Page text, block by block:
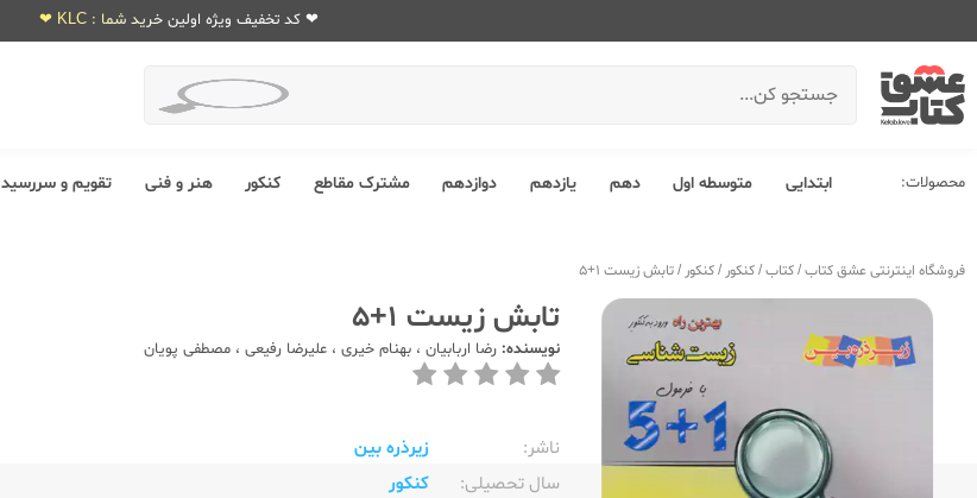
❤ کد تخفیف ویژه اولین خرید شما : KLC ❤
محصولات: ابتدایی متوسطه اول دهم یازدهم دوازدهم مشترک مقاطع کنکور هنر و فنی تقویم و سررسید
فروشگاه اینترنتی عشق کتاب/کتاب/کنکور /کنکور /تابش زیست 1+5
تابش زیست 1+5
نویسنده: رضا اربابیان ، بهنام خیری ، علیرضا رفیعی ، مصطفی پویان
ناشر:‌
زیرذره بین
سال تحصیلی:‌
کنکور